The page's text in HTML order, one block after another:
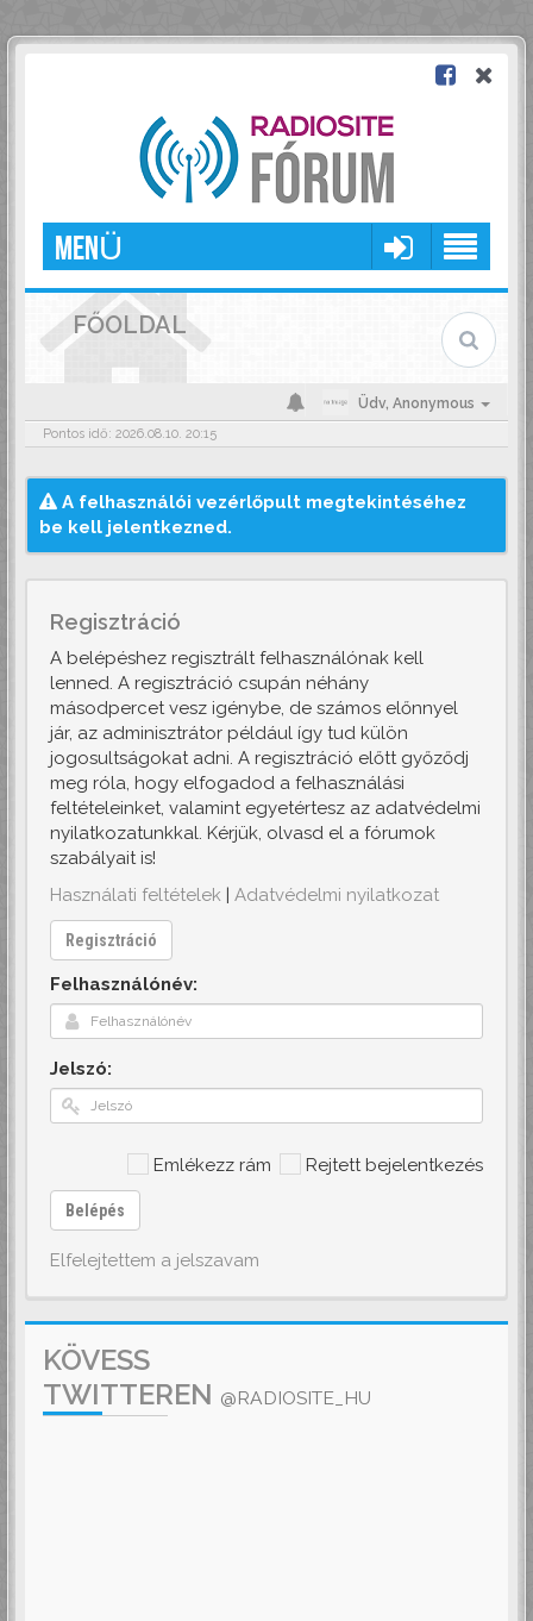
MENÜ
FŐOLDAL
Üdv, Anonymous
Pontos idő: 2026.08.10. 20:15
A felhasználói vezérlőpult megtekintéséhez
be kell jelentkezned.
Regisztráció
A belépéshez regisztrált felhasználónak kell
lenned. A regisztráció csupán néhány
másodpercet vesz igénybe, de számos előnnyel
jár, az adminisztrátor például így tud külön
jogosultságokat adni. A regisztráció előtt győződj
meg róla, hogy elfogadod a felhasználási
feltételeinket, valamint egyetértesz az adatvédelmi
nyilatkozatunkkal. Kérjük, olvasd el a fórumok
szabályait is!
Használati feltételek | Adatvédelmi nyilatkozat
Regisztráció
Felhasználónév:
Jelszó:
Emlékezz rám Rejtett bejelentkezés
Belépés
Elfelejtettem a jelszavam
KÖVESS
TWITTEREN @RADIOSITE_HU